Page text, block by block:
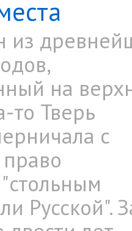
из
на
то Тверь
с
Русской".